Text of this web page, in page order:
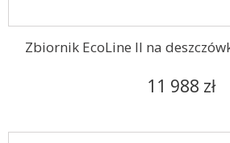
Zbiornik EcoLine II na
11 988 zł